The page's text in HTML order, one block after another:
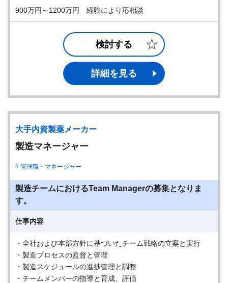
900万円～1200万円 経験により応相談
検討する
詳細を見る
大手内資製薬メーカー
製造マネージャー
管理職・マネージャー
製造チームにおけるTeam Managerの募集となりま
す。
仕事内容
・全社および本部方針に基づいたチーム戦略の立案と実行
・製造プロセスの監督と管理
・製造スケジュールの進捗管理と調整
・チームメンバーの指導と育成、評価